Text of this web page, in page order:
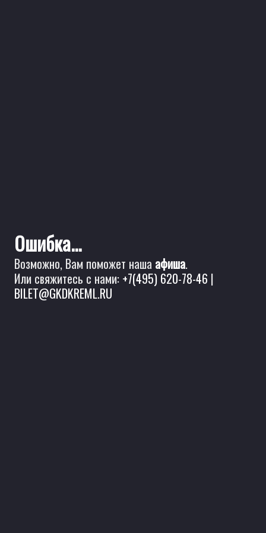
Ошибка...
Возможно, Вам поможет наша афиша.
Или свяжитесь с нами: +7(495) 620-78-46 |
BILET@GKDKREML.RU